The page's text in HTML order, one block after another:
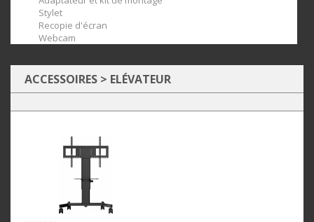
Stylet
Recopie d'écran
Webcam
ACCESSOIRES > ELÉVATEUR